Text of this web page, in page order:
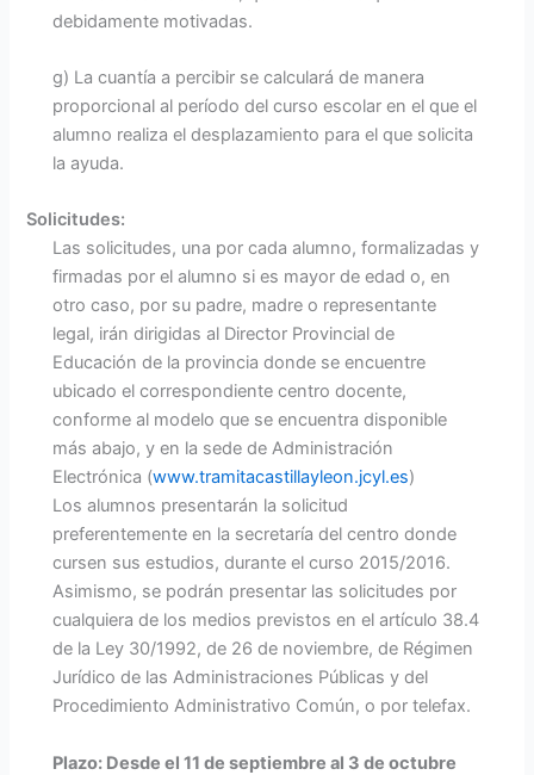
debidamente motivadas.
g) La cuantía a percibir se calculará de manera
proporcional al período del curso escolar en el que el
alumno realiza el desplazamiento para el que solicita
la ayuda.
Solicitudes:
Las solicitudes, una por cada alumno, formalizadas y
firmadas por el alumno si es mayor de edad o, en
otro caso, por su padre, madre o representante
legal, irán dirigidas al Director Provincial de
Educación de la provincia donde se encuentre
ubicado el correspondiente centro docente,
conforme al modelo que se encuentra disponible
más abajo, y en la sede de Administración
Electrónica (www.tramitacastillayleon.jcyl.es)
Los alumnos presentarán la solicitud
preferentemente en la secretaría del centro donde
cursen sus estudios, durante el curso 2015/2016.
Asimismo, se podrán presentar las solicitudes por
cualquiera de los medios previstos en el artículo 38.4
de la Ley 30/1992, de 26 de noviembre, de Régimen
Jurídico de las Administraciones Públicas y del
Procedimiento Administrativo Común, o por telefax.
Plazo: Desde el 11 de septiembre al 3 de octubre